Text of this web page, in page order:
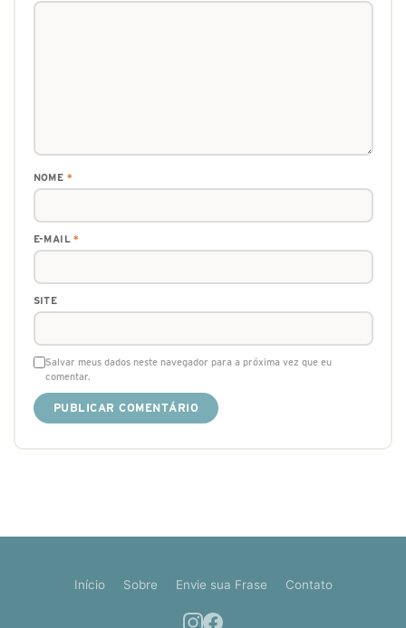
NOME *
E-MAIL*
SITE
Salvar meus dados neste navegador para a próxima vez que eu
comentar.
Início Sobre Envie sua Frase Contato